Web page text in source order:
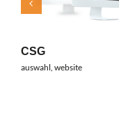
CSG
auswahl website